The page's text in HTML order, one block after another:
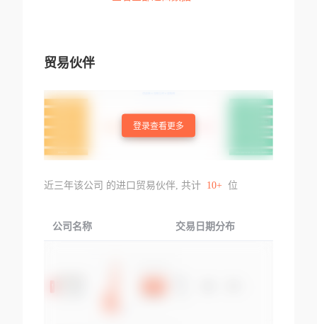
贸易伙伴
登录查看更多
近三年该公司 的进口贸易伙伴, 共计 10+ 位
公司名称 交易日期分布